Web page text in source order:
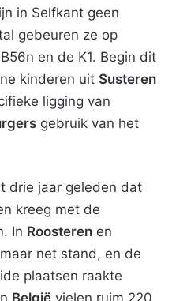
in Selfkant geen
gebeuren ze op
en de K1. Begin dit
kinderen uit Susteren
ligging van
gebruik van het
drie jaar geleden dat
kreeg met de
In Roosteren en
net stand, en de
plaatsen raakte